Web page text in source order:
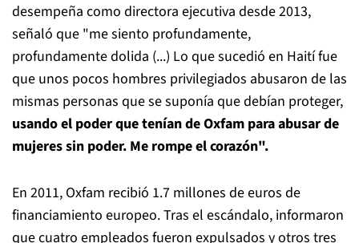
desempeña como directora ejecutiva desde 2013,
señaló que "me siento profundamente,
profundamente dolida (...) Lo que sucedió en Haití fue
que unos pocos hombres privilegiados abusaron de las
mismas personas que se suponía que debían proteger,
usando el poder que tenían de Oxfam para abusar de
mujeres sin poder. Me rompe el corazón".
En 2011, Oxfam recibió 1.7 millones de euros de
financiamiento europeo. Tras el escándalo, informaron
que cuatro empleados fueron expulsados y otros tres